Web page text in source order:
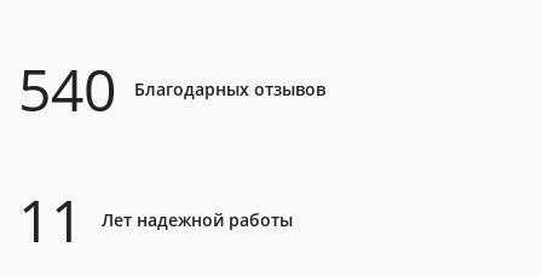
540 Благодарных отзывов
11 Лет надежной работы